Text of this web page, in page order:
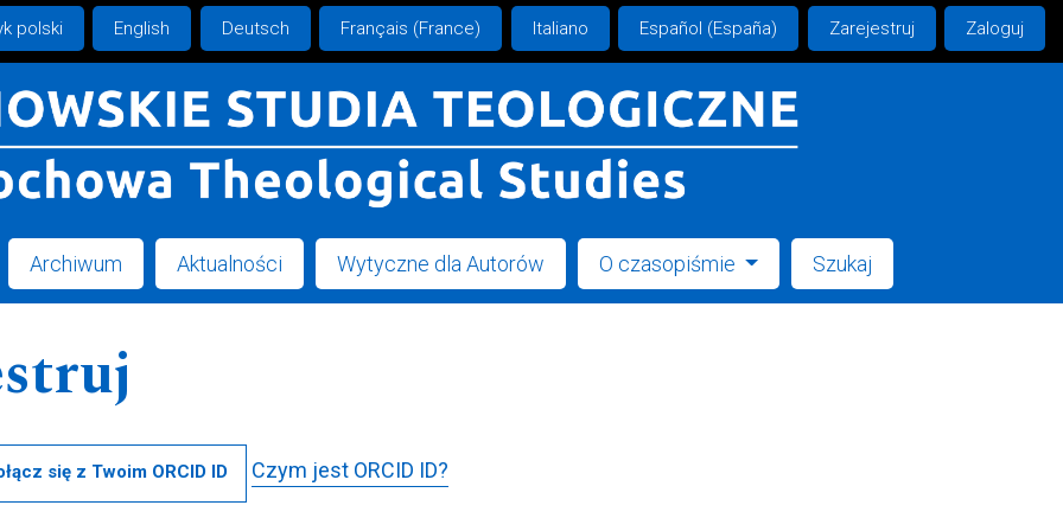
polski English Deutsch Français (France) Italiano Español (España) Zarejestruj Zaloguj
Archiwum Aktualności Wytyczne dla Autorów O czasopiśmie Szukaj
się z Twoim ORCID ID Czym jest ORCID ID?